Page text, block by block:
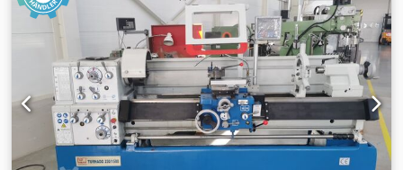
sind nicht verbindlich. Verbindlich ist der Kaufvertrag der
im Autohaus bei Kauf des Fahrzeuges abgeschlossen wird.
Irrtümer und Zwischenverkauf vorbehalten! Dkjdpfxevict Tj
Agger